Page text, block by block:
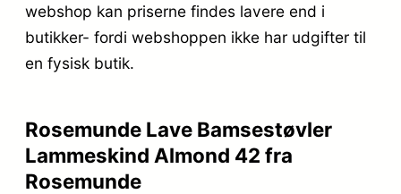
webshop kan priserne findes lavere end i
butikker- fordi webshoppen ikke har udgifter til
en fysisk butik.
Rosemunde Lave Bamsestøvler
Lammeskind Almond 42 fra
Rosemunde